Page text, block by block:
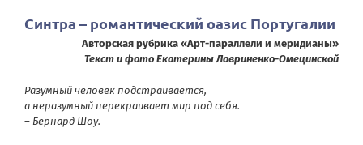
Синтра – романтический оазис Португалии
Авторская рубрика «Арт-параллели и меридианы»
Текст и фото Екатерины Лавриненко-Омецинской
Разумный человек подстраивается,
а неразумный перекраивает мир под себя.
– Бернард Шоу.